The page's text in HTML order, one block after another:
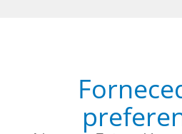
A Language Trainers é
cursos